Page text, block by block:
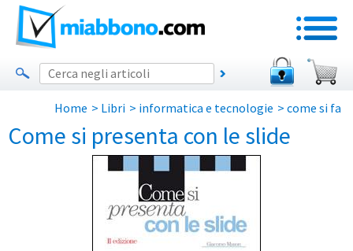
Home > Libri > informatica e tecnologie > come si fa
Come si presenta con le slide